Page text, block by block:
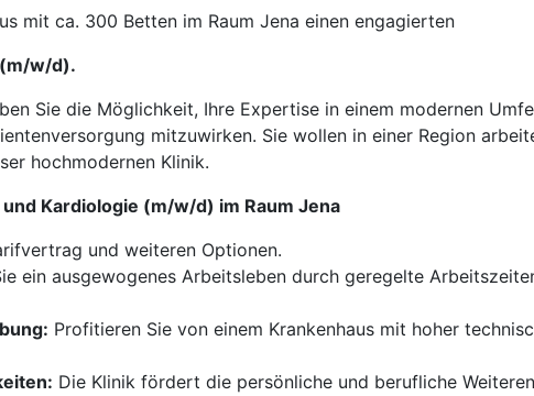
mit ca. 300 Betten im Raum Jena einen engagierten
w/d).
Sie die Möglichkeit, Ihre Expertise in einem modernen
mitzuwirken. Sie wollen in einer Region
hochmodernen Klinik.
Kardiologie (m/w/d) im Raum Jena
und weiteren Optionen.
ein ausgewogenes Arbeitsleben durch geregelte
Profitieren Sie von einem Krankenhaus mit hoher
Die Klinik fördert die persönliche und berufliche